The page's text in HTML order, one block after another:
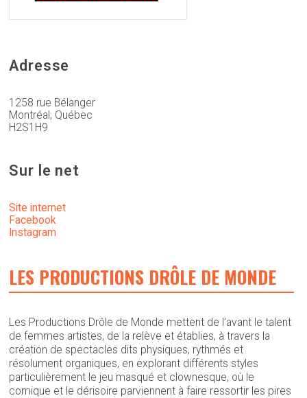
Adresse
1258 rue Bélanger
Montréal, Québec
H2S1H9
Sur le net
Site internet
Facebook
Instagram
LES PRODUCTIONS DRÔLE DE MONDE
Les Productions Drôle de Monde mettent de l’avant le talent
de femmes artistes, de la relève et établies, à travers la
création de spectacles dits physiques, rythmés et
résolument organiques, en explorant différents styles
particulièrement le jeu masqué et clownesque, où le
comique et le dérisoire parviennent à faire ressortir les pires